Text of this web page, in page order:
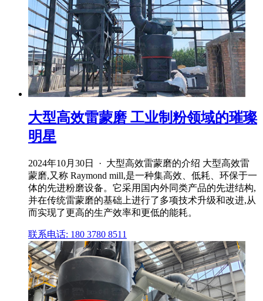
大型高效雷蒙磨 工业制粉领域的璀璨
明星
2024年10月30日 · 大型高效雷蒙磨的介绍 大型高效雷
蒙磨,又称 Raymond mill,是一种集高效、低耗、环保于一
体的先进粉磨设备。它采用国内外同类产品的先进结构,
并在传统雷蒙磨的基础上进行了多项技术升级和改进,从
而实现了更高的生产效率和更低的能耗。
联系电话: 180 3780 8511